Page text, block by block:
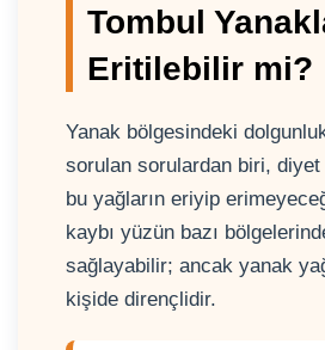
Tombul
Eritilebilir mi?
Yanak bölgesindeki
sorulan sorulardan biri,
bu yağların eriyip
kaybı yüzün bazı
sağlayabilir; ancak yanak
kişide dirençlidir.